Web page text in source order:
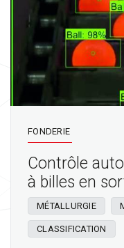
FONDERIE
Contrôle
à billes en
MÉTALLURGIE
CLASSIFICATION